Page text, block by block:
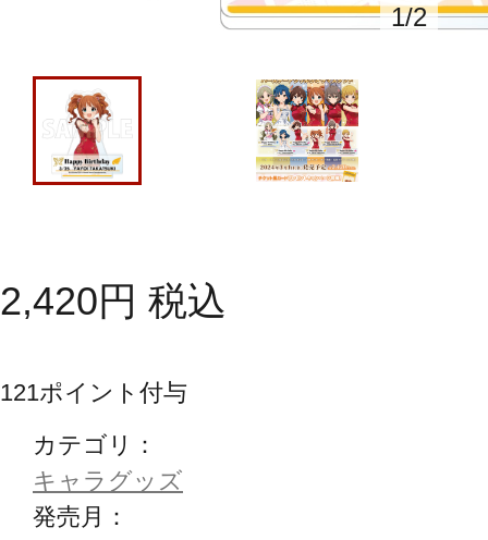
1/2
2,420円 税込
121ポイント付与
カテゴリ：
キャラグッズ
発売月：